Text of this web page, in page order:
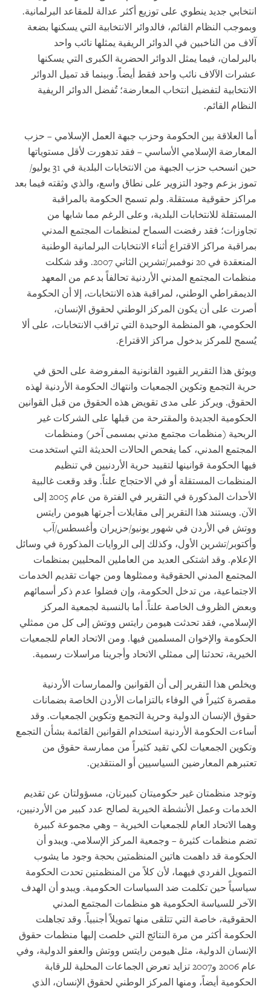
انتخابي جديد ينطوي على توزيع أكثر عدالة للمقاعد البرلمانية.
وبموجب النظام القائم، فالدوائر الانتخابية التي يسكنها بضعة
آلاف من الناخبين في الدوائر الريفية يمثلها نائب واحد
بالبرلمان، فيما يمثل الدوائر الحضرية الكبرى التي يسكنها
عشرات الآلاف نائب واحد فقط أيضاً. وبينما قد تميل الدوائر
الانتخابية لتفضيل انتخاب المعارضة؛ تُفضل الدوائر الريفية
النظام القائم.
أما العلاقة بين الحكومة وحزب جبهة العمل الإسلامي – حزب
المعارضة الإسلامي الأساسي – فقد تدهورت لأقل مستوياتها
حين انسحب حزب الجبهة من الانتخابات البلدية في 31 يوليو/
تموز بزعم وجود التزوير على نطاق واسع، والذي وثقته فيما بعد
مراكز حقوقية مستقلة. ولم تسمح الحكومة بالمراقبة
المستقلة للانتخابات البلدية، وعلى الرغم مما شابها من
تجاوزات؛ فقد رفضت السماح لمنظمات المجتمع المدني
بمراقبة مراكز الاقتراع أثناء الانتخابات البرلمانية الوطنية
المنعقدة في 20 نوفمبر/تشرين الثاني 2007. وقد شكلت
منظمات المجتمع المدني الأردنية تحالفاً بدعم من المعهد
الديمقراطي الوطني، لمراقبة هذه الانتخابات، إلا أن الحكومة
أصرت على أن يكون المركز الوطني لحقوق الإنسان،
الحكومي، هو المنظمة الوحيدة التي تراقب الانتخابات، على ألا
يُسمح للمركز بدخول مراكز الاقتراع.
ويوثق هذا التقرير القيود القانونية المفروضة على الحق في
حرية التجمع وتكوين الجمعيات وانتهاك الحكومة الأردنية لهذه
الحقوق. ويركز على مدى تقويض هذه الحقوق من قبل القوانين
الحكومية الجديدة والمقترحة من قبلها على الشركات غير
الربحية (منظمات مجتمع مدني بمسمى آخر) ومنظمات
المجتمع المدني، كما يفحص الحالات الحديثة التي استخدمت
فيها الحكومة قوانينها لتقييد حرية الأردنيين في تنظيم
المنظمات المستقلة أو في الاحتجاج علناً. وقد وقعت غالبية
الأحداث المذكورة في التقرير في الفترة من عام 2005 إلى
الآن. ويستند هذا التقرير إلى مقابلات أجرتها هيومن رايتس
ووتش في الأردن في شهور يونيو/حزيران وأغسطس/آب
وأكتوبر/تشرين الأول، وكذلك إلى الروايات المذكورة في وسائل
الإعلام. وقد اشتكى العديد من العاملين المحليين بمنظمات
المجتمع المدني الحقوقية وممثلوها ومن جهات تقديم الخدمات
الاجتماعية، من تدخل الحكومة، وإن فضلوا عدم ذكر أسمائهم
وبعض الظروف الخاصة علناً. أما بالنسبة لجمعية المركز
الإسلامي، فقد تحدثت هيومن رايتس ووتش إلى كل من ممثلي
الحكومة والإخوان المسلمين فيها. ومن الاتحاد العام للجمعيات
الخيرية، تحدثنا إلى ممثلي الاتحاد وأجرينا مراسلات رسمية.
ويخلص هذا التقرير إلى أن القوانين والممارسات الأردنية
مقصرة كثيراً في الوفاء بالتزامات الأردن الخاصة بضمانات
حقوق الإنسان الدولية وحرية التجمع وتكوين الجمعيات. وقد
أساءت الحكومة الأردنية استخدام القوانين القائمة بشأن التجمع
وتكوين الجمعيات لكي تقيد كثيراً من ممارسة حقوق من
تعتبرهم المعارضين السياسيين أو المنتقدين.
وتوجد منظمتان غير حكوميتان كبيرتان، مسؤولتان عن تقديم
الخدمات وعمل الأنشطة الخيرية لصالح عدد كبير من الأردنيين،
وهما الاتحاد العام للجمعيات الخيرية – وهي مجموعة كبيرة
تضم منظمات كثيرة – وجمعية المركز الإسلامي. ويبدو أن
الحكومة قد داهمت هاتين المنظمتين بحجة وجود ما يشوب
التمويل الفردي فيهما، لأن كلاً من المنظمتين تحدت الحكومة
سياسياً حين تكلمت ضد السياسات الحكومية. ويبدو أن الهدف
الآخر للسياسة الحكومية هو منظمات المجتمع المدني
الحقوقية، خاصة التي تتلقى منها تمويلاً أجنبياً. وقد تجاهلت
الحكومة أكثر من مرة النتائج التي خلصت إليها منظمات حقوق
الإنسان الدولية، مثل هيومن رايتس ووتش والعفو الدولية، وفي
عام 2006 و2007 تزايد تعرض الجماعات المحلية للرقابة
الحكومية أيضاً، ومنها المركز الوطني لحقوق الإنسان، الذي